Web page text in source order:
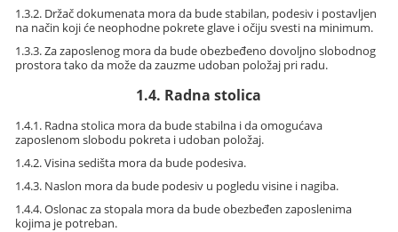
1.3.2. Držač dokumenata mora da bude stabilan, podesiv i postavljen
na način koji će neophodne pokrete glave i očiju svesti na minimum.
1.3.3. Za zaposlenog mora da bude obezbeđeno dovoljno slobodnog
prostora tako da može da zauzme udoban položaj pri radu.
1.4. Radna stolica
1.4.1. Radna stolica mora da bude stabilna i da omogućava
zaposlenom slobodu pokreta i udoban položaj.
1.4.2. Visina sedišta mora da bude podesiva.
1.4.3. Naslon mora da bude podesiv u pogledu visine i nagiba.
1.4.4. Oslonac za stopala mora da bude obezbeđen zaposlenima
kojima je potreban.